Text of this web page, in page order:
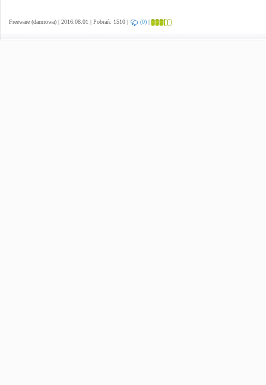
Freeware (darmowa) | 2016.08.01 | Pobrań: 1510 | (0) |